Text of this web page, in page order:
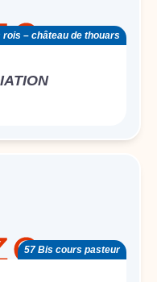
– château de thouars
57 Bis cours pasteur